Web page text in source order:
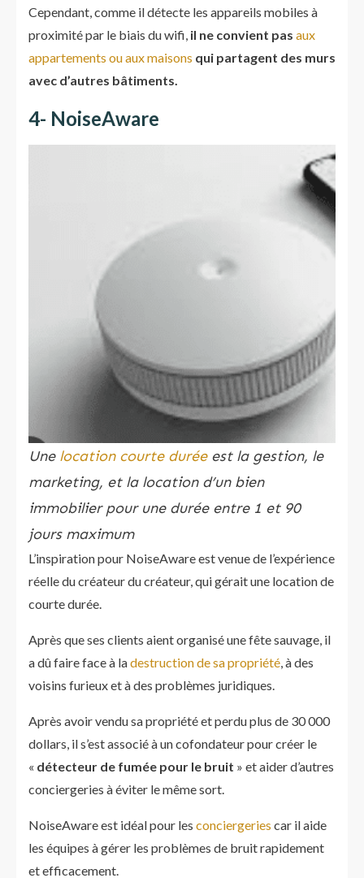
Cependant, comme il détecte les appareils mobiles à
proximité par le biais du wifi, il ne convient pas aux
appartements ou aux maisons qui partagent des murs
avec d’autres bâtiments.
4- NoiseAware
Une location courte duréeest la gestion, le
marketing​, et la location d’un bien
immobilier pour une durée entre 1 et 90
jours maximum
L’inspiration pour NoiseAware est venue de l’expérience
réelle du créateur du créateur, qui gérait une location de
courte durée.
Après que ses clients aient organisé une fête sauvage, il
a dû faire face à ladestruction de sa propriété, à des
voisins furieux et à des problèmes juridiques.
Après avoir vendu sa propriété et perdu plus de 30 000
dollars, il s’est associé à un cofondateur pour créer le
« détecteur de fumée pour le bruit » et aider d’autres
conciergeries à éviter le même sort.
NoiseAware est idéal pour les conciergeries car il aide
les équipes à gérer les problèmes de bruit rapidement
et efficacement.